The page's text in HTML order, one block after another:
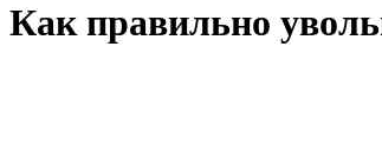
Как правильно